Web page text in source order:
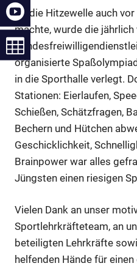
Da die Hitzewelle auch
machte, wurde die jährlich
organisierte
in die Sporthalle verlegt.
Stationen: Eierlaufen,
Schießen, Schätzfragen,
Bechern und Hütchen
Geschicklichkeit,
Brainpower war alles
Jüngsten einen riesigen
Vielen Dank an unser
Sportlehrkräfteteam, an
beteiligten Lehrkräfte
helfenden Hände für